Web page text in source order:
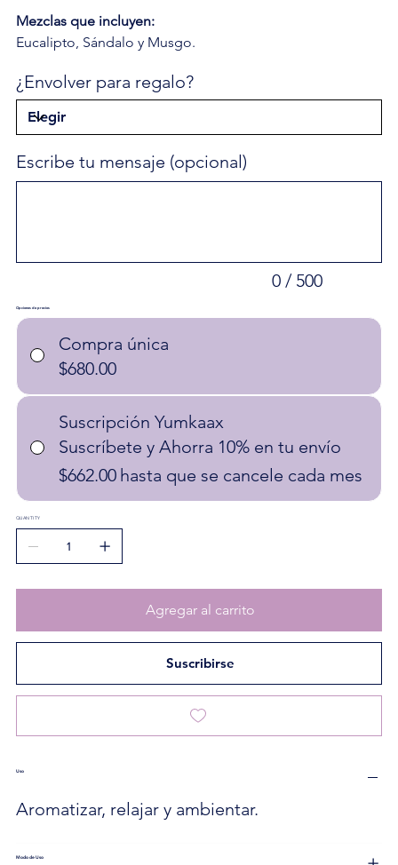
Mezclas que incluyen:
Eucalipto, Sándalo y Musgo.
¿Envolver para regalo?
Escribe tu mensaje (opcional)
0 / 500
Opciones de precios
Compra única
$680.00
Suscripción Yumkaax
Suscríbete y Ahorra 10% en tu envío
$662.00 hasta que se cancele cada mes
QUANTITY
Agregar al carrito
Suscribirse
Uso
Aromatizar, relajar y ambientar.
Modo de Uso